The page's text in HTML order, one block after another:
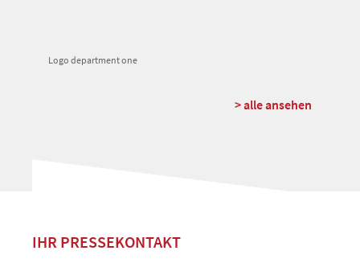
Logo department one
> alle ansehen
IHR PRESSEKONTAKT